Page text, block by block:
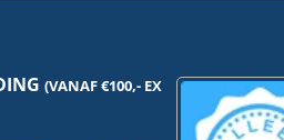
(VANAF €100,- EX